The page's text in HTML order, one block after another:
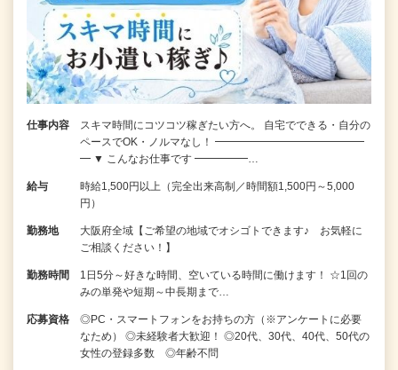
仕事内容
スキマ時間にコツコツ稼ぎたい方へ。 自宅でできる・自分の
ペースでOK・ノルマなし！ ━━━━━━━━━━━━━━
━ ▼ こんなお仕事です ━━━━━…
給与
時給1,500円以上（完全出来高制／時間額1,500円～5,000
円）
勤務地
大阪府全域【ご希望の地域でオシゴトできます♪ お気軽に
ご相談ください！】
勤務時間
1日5分～好きな時間、空いている時間に働けます！ ☆1回の
みの単発や短期～中長期まで…
応募資格
◎PC・スマートフォンをお持ちの方（※アンケートに必要
なため） ◎未経験者大歓迎！ ◎20代、30代、40代、50代の
女性の登録多数 ◎年齢不問